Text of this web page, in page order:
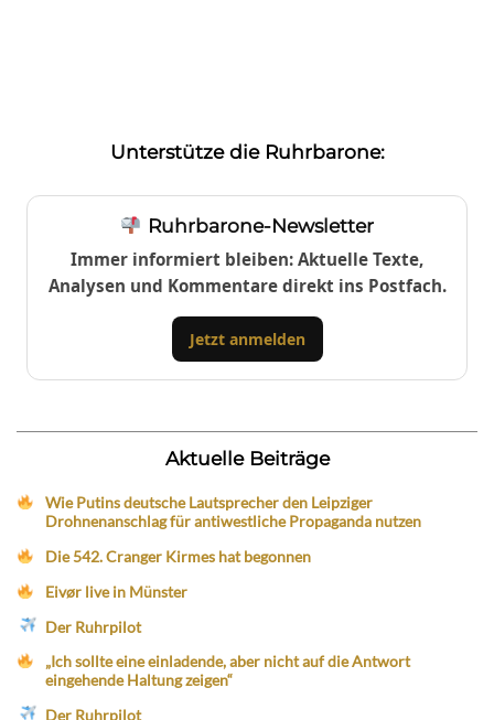
Unterstütze die Ruhrbarone:
Ruhrbarone-Newsletter
Immer informiert bleiben: Aktuelle Texte,
Analysen und Kommentare direkt ins Postfach.
Jetzt anmelden
Aktuelle Beiträge
Wie Putins deutsche Lautsprecher den Leipziger
Drohnenanschlag für antiwestliche Propaganda nutzen
Die 542. Cranger Kirmes hat begonnen
Eivør live in Münster
Der Ruhrpilot
„Ich sollte eine einladende, aber nicht auf die Antwort
eingehende Haltung zeigen“
Der Ruhrpilot